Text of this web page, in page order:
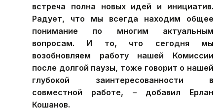
встреча полна новых идей и инициатив.
Радует, что мы всегда находим общее
понимание по многим актуальным
вопросам. И то, что сегодня мы
возобновляем работу нашей Комиссии
после долгой паузы, тоже говорит о нашей
глубокой заинтересованности в
совместной работе, – добавил Ерлан
Кошанов.